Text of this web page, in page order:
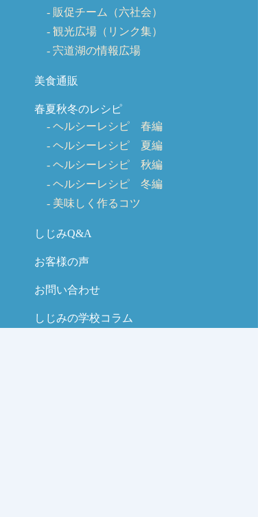
販促チーム（六社会）
観光広場（リンク集）
宍道湖の情報広場
美食通販
春夏秋冬のレシピ
ヘルシーレシピ 春編
ヘルシーレシピ 夏編
ヘルシーレシピ 秋編
ヘルシーレシピ 冬編
美味しく作るコツ
しじみQ&A
お客様の声
お問い合わせ
しじみの学校コラム